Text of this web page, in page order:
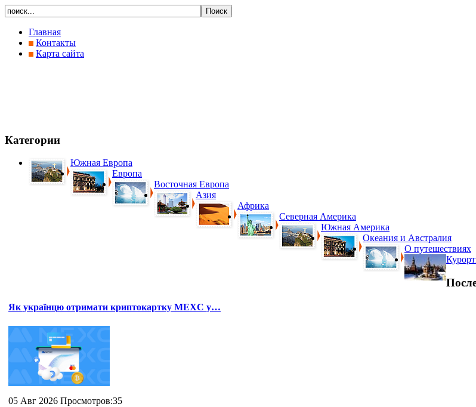
Главная
Контакты
Карта сайта
Категории
Южная Европа
Европа
Восточная Европа
Азия
Африка
Северная Америка
Южная Америка
Океания и Австралия
О путешествиях
Як українцю отримати криптокартку MEXC у…
05 Авг 2026 Просмотров:35